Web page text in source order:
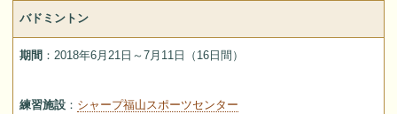
バドミントン
期間 ：2018年6月21日～7月11日（16日間）
練習施設： シャープ福山スポーツセンター